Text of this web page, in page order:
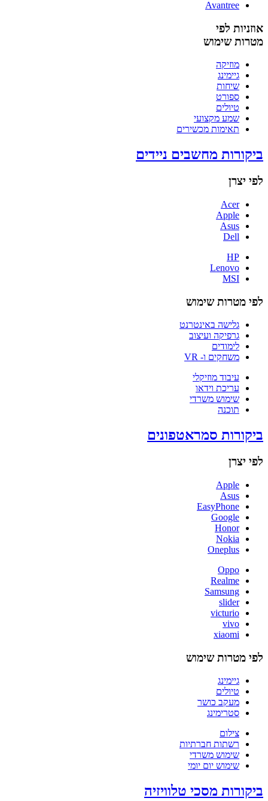
Avantree
אוזניות לפי
מטרות שימוש
מוזיקה
גיימינג
שיחות
ספורט
טיולים
שמע מקצועי
תאימות מכשירים
ביקורות מחשבים ניידים
לפי יצרן
Acer
Apple
Asus
Dell
HP
Lenovo
MSI
לפי מטרות שימוש
גלישה באינטרנט
גרפיקה ועיצוב
לימודים
משחקים ו- VR
עיבוד מוזיקלי
עריכת וידאו
שימוש משרדי
תוכנה
ביקורות סמראטפונים
לפי יצרן
Apple
Asus
EasyPhone
Google
Honor
Nokia
Oneplus
Oppo
Realme
Samsung
slider
victurio
vivo
xiaomi
לפי מטרות שימוש
גיימינג
טיולים
מעקב כושר
סטרימינג
צילום
רשתות חברתיות
שימוש משרדי
שימוש יום יומי
ביקורות מסכי טלוויזיה